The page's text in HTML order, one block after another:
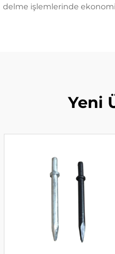
delme işlemlerinde
Yeni